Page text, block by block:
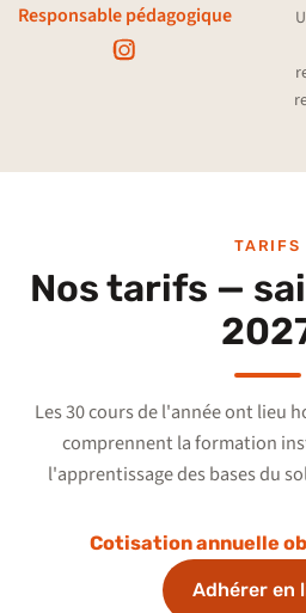
Responsable pédagogique
TARIFS
Nos tarifs —
Les 30 cours de l'année ont lieu
comprennent la formation
l'apprentissage des bases du
Cotisation annuelle
Adhérer en